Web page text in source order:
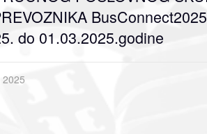
BusConnect2025
do 01.03.2025.godine